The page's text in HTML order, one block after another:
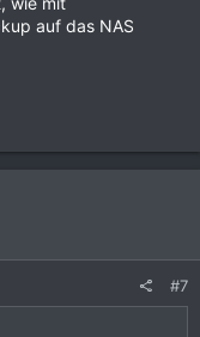
auf das NAS
#7